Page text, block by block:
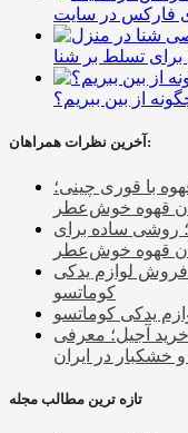
تسلط بر شنا
از بین ببریم؟
آخرین نظرات همراهان:
با قوری چینی؛
قهوه خوش‌عطر
روشی ساده برای
قهوه خوش‌عطر
فروش لوازم یدکی
کوماتسو
یدکی کوماتسو
آجیل؛ معرفی
تازه ترین مطالب مجله